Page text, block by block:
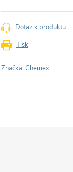
Tisk
Dotaz k produktu
Značka:Chemex